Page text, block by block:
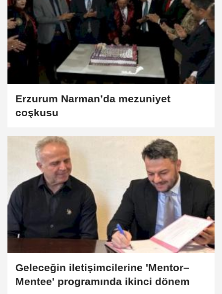
Erzurum Narman’da mezuniyet
coşkusu
Geleceğin iletişimcilerine 'Mentor–
Mentee' programında ikinci dönem